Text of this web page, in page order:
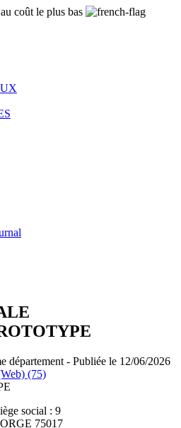
coût le plus bas
département - Publiée le 12/06/2026
(75)
social : 9
75017